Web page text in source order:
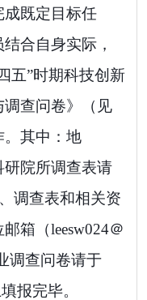
成既定目标任
合自身实际，
五”时期科技创新
查问卷》（见
。 其中 ： 地
研院所调查表请
调查表和相关资
邮箱 （leesw024＠
调查问卷请于
报完毕。